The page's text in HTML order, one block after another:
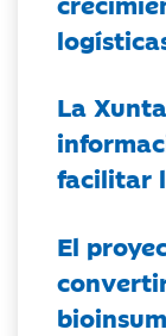
La
facilitar
El